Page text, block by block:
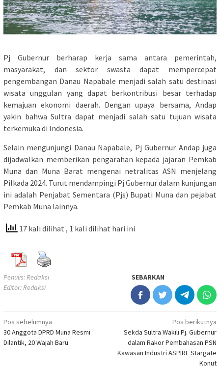
Pj Gubernur berharap kerja sama antara pemerintah,
masyarakat, dan sektor swasta dapat mempercepat
pengembangan Danau Napabale menjadi salah satu destinasi
wisata unggulan yang dapat berkontribusi besar terhadap
kemajuan ekonomi daerah. Dengan upaya bersama, Andap
yakin bahwa Sultra dapat menjadi salah satu tujuan wisata
terkemuka di Indonesia.
Selain mengunjungi Danau Napabale, Pj Gubernur Andap juga
dijadwalkan memberikan pengarahan kepada jajaran Pemkab
Muna dan Muna Barat mengenai netralitas ASN menjelang
Pilkada 2024. Turut mendampingi Pj Gubernur dalam kunjungan
ini adalah Penjabat Sementara (Pjs) Bupati Muna dan pejabat
Pemkab Muna lainnya.
17 kali dilihat , 1 kali dilihat hari ini
Penulis: Redaksi
Editor: Redaksi
SEBARKAN
Navigasi
pos
Pos sebelumnya
30 Anggota DPRD Muna Resmi
Dilantik, 20 Wajah Baru
Pos berikutnya
Sekda Sultra Wakili Pj. Gubernur
dalam Rakor Pembahasan PSN
Kawasan Industri ASPIRE Stargate
Konut